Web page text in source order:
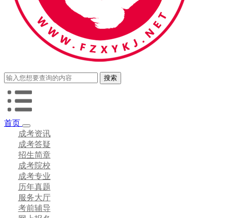
首页
成考资讯
成考答疑
招生简章
成考院校
成考专业
历年真题
服务大厅
考前辅导